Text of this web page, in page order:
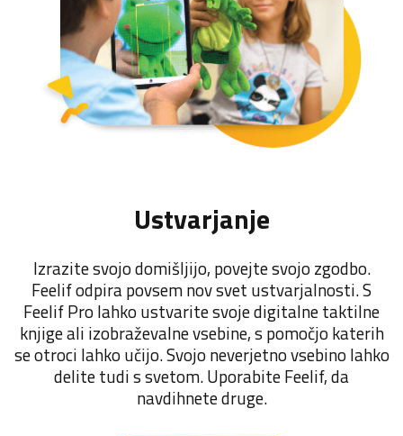
Ustvarjanje
Izrazite svojo domišljijo, povejte svojo zgodbo.
Feelif odpira povsem nov svet ustvarjalnosti. S
Feelif Pro lahko ustvarite svoje digitalne taktilne
knjige ali izobraževalne vsebine, s pomočjo katerih
se otroci lahko učijo. Svojo neverjetno vsebino lahko
delite tudi s svetom. Uporabite Feelif, da
navdihnete druge.